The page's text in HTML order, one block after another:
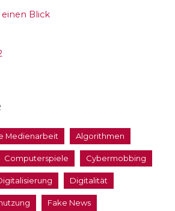
einen Blick
Medienarbeit Algorithmen
Computerspiele Cybermobbing
Digitalität
Fake News